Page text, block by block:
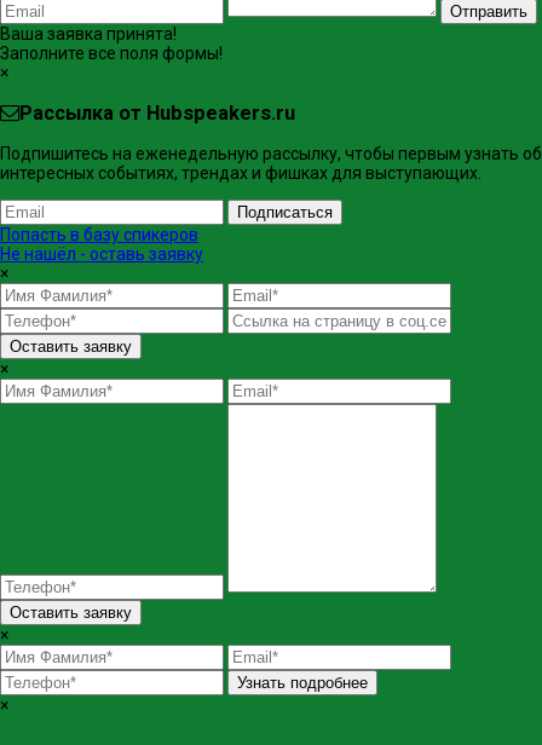
Отправить
Ваша заявка принята!
Заполните все поля формы!
×
Рассылка от Hubspeakers.ru
Подпишитесь на еженедельную рассылку, чтобы первым узнать об
интересных событиях, трендах и фишках ​для выступающих.
Подписаться
Попасть в базу спикеров
Не нашёл - оставь заявку
×
Оставить заявку
×
Оставить заявку
×
Узнать подробнее
×